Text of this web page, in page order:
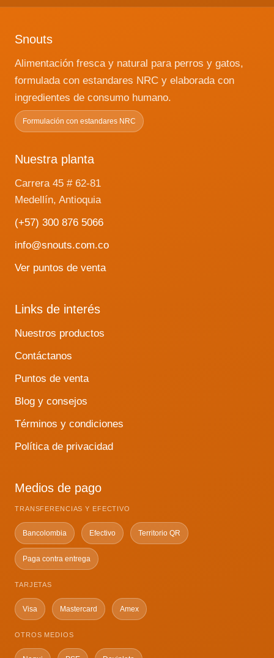
grain-free options. A slow, gradual
inaccessible to prevent fallbacks. The
ultimate goal is for cats to adopt a
healthy and balanced BARF diet,
including raw meat to benefit dental
health and jaw strength.
Snouts
Alimentación fresca y natural para perros y gatos,
formulada con estandares NRC y elaborada con
ingredientes de consumo humano.
Formulación con estandares NRC
Nuestra planta
Carrera 45 # 62-81
Medellín, Antioquia
(+57) 300 876 5066
info@snouts.com.co
Ver puntos de venta
Links de interés
Nuestros productos
Contáctanos
Puntos de venta
Blog y consejos
Términos y condiciones
Política de privacidad
Medios de pago
TRANSFERENCIAS Y EFECTIVO
Bancolombia Efectivo Territorio QR
Paga contra entrega
TARJETAS
Visa Mastercard Amex
OTROS MEDIOS